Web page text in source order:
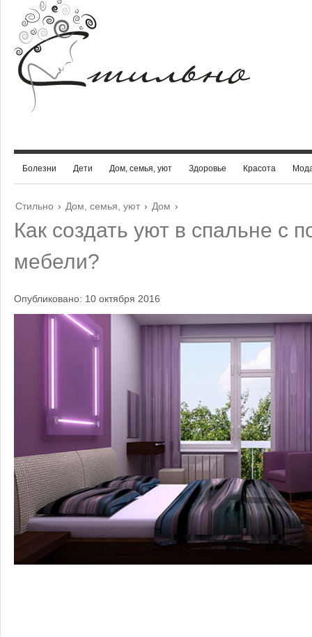
Болезни Дети Дом, семья, уют Здоровье Красота
Стильно › Дом, семья, уют › Дом ›
Как создать уют в спальне с
мебели?
Опубликовано: 10 октября 2016